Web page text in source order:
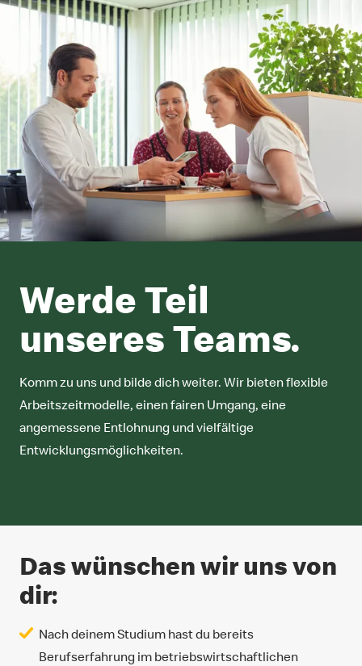
Werde Teil
unseres Teams.
Komm zu uns und bilde dich weiter. Wir bieten flexible
Arbeitszeitmodelle, einen fairen Umgang, eine
angemessene Entlohnung und vielfältige
Entwicklungsmöglichkeiten.
Das wünschen wir uns von
dir:
Nach deinem Studium hast du bereits
Berufserfahrung im betriebswirtschaftlichen